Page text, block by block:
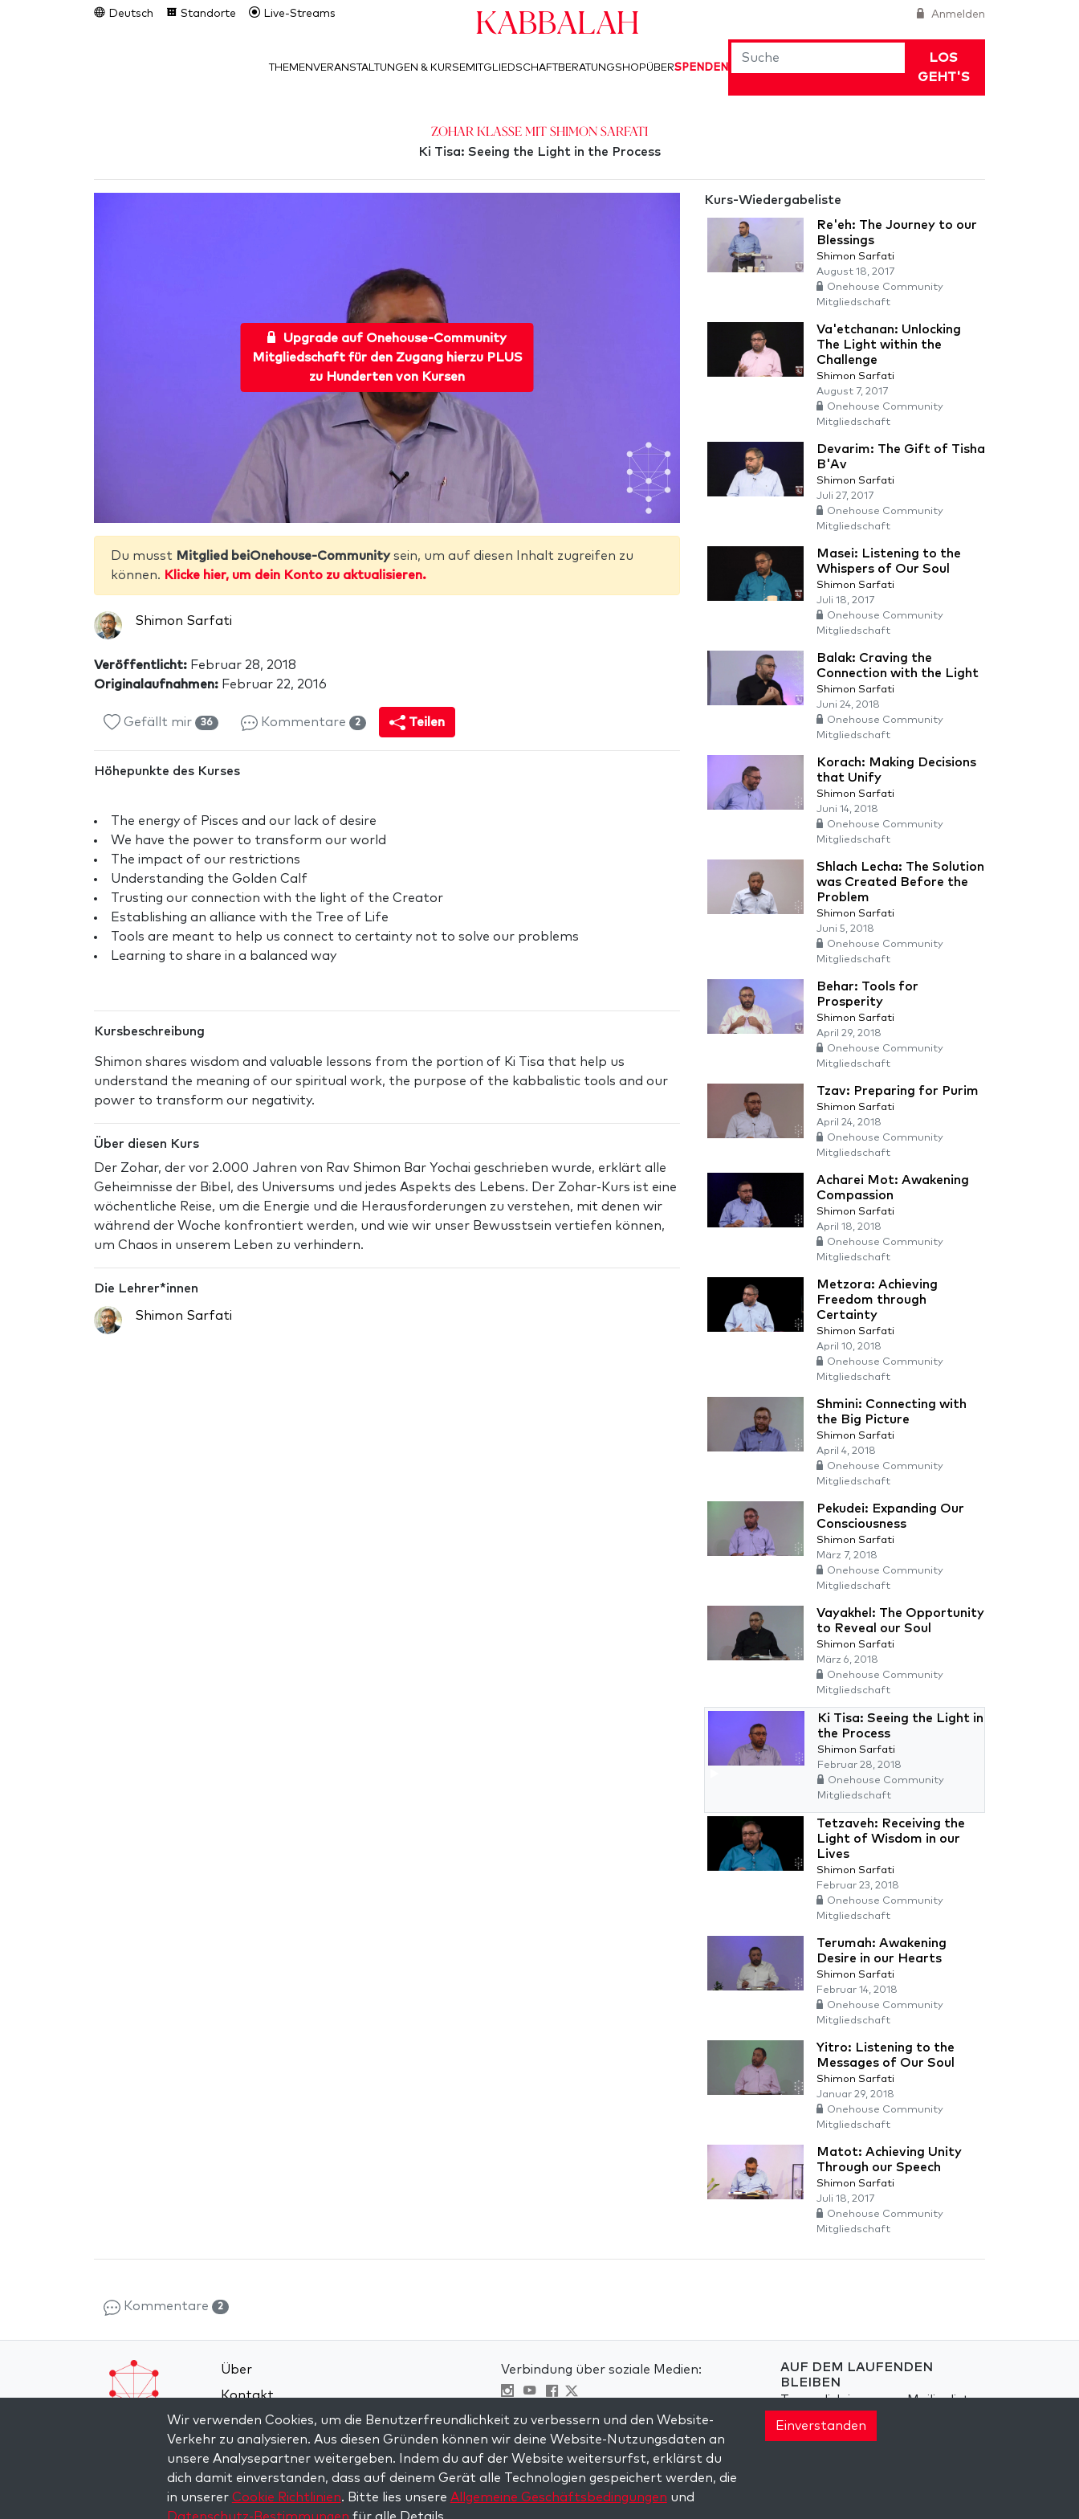
Anmelden
Deutsch Standorte Live-Streams Kabbalah
LOS
GEHT'S
THEMENVERANSTALTUNGEN & KURSEMITGLIEDSCHAFTBERATUNGSHOPÜBERSPENDEN
Zohar Klasse mit Shimon Sarfati
Ki Tisa: Seeing the Light in the Process
Upgrade auf Onehouse-Community
Mitgliedschaft für den Zugang hierzu PLUS
zu Hunderten von Kursen
Du musst Mitglied beiOnehouse-Communitysein, um auf diesen Inhalt zugreifen zu
können. Klicke hier, um dein Konto zu aktualisieren.
Shimon Sarfati
Veröffentlicht: Februar 28, 2018
Originalaufnahmen: Februar 22, 2016
Gefällt mir 36 Kommentare 2 Teilen
Höhepunkte des Kurses
The energy of Pisces and our lack of desire
We have the power to transform our world
The impact of our restrictions
Understanding the Golden Calf
Trusting our connection with the light of the Creator
Establishing an alliance with the Tree of Life
Tools are meant to help us connect to certainty not to solve our problems
Learning to share in a balanced way
Kursbeschreibung
Shimon shares wisdom and valuable lessons from the portion of Ki Tisa that help us
understand the meaning of our spiritual work, the purpose of the kabbalistic tools and our
power to transform our negativity.
Über diesen Kurs
Der Zohar, der vor 2.000 Jahren von Rav Shimon Bar Yochai geschrieben wurde, erklärt alle
Geheimnisse der Bibel, des Universums und jedes Aspekts des Lebens. Der Zohar-Kurs ist eine
wöchentliche Reise, um die Energie und die Herausforderungen zu verstehen, mit denen wir
während der Woche konfrontiert werden, und wie wir unser Bewusstsein vertiefen können,
um Chaos in unserem Leben zu verhindern.
Die Lehrer*innen
Shimon Sarfati
Kurs-Wiedergabeliste
Re'eh: The Journey to our
Blessings
Shimon Sarfati
August 18, 2017
Onehouse Community
Mitgliedschaft
Va'etchanan: Unlocking
The Light within the
Challenge
Shimon Sarfati
August 7, 2017
Onehouse Community
Mitgliedschaft
Devarim: The Gift of Tisha
B'Av
Shimon Sarfati
Juli 27, 2017
Onehouse Community
Mitgliedschaft
Masei: Listening to the
Whispers of Our Soul
Shimon Sarfati
Juli 18, 2017
Onehouse Community
Mitgliedschaft
Balak: Craving the
Connection with the Light
Shimon Sarfati
Juni 24, 2018
Onehouse Community
Mitgliedschaft
Korach: Making Decisions
that Unify
Shimon Sarfati
Juni 14, 2018
Onehouse Community
Mitgliedschaft
Shlach Lecha: The Solution
was Created Before the
Problem
Shimon Sarfati
Juni 5, 2018
Onehouse Community
Mitgliedschaft
Behar: Tools for
Prosperity
Shimon Sarfati
April 29, 2018
Onehouse Community
Mitgliedschaft
Tzav: Preparing for Purim
Shimon Sarfati
April 24, 2018
Onehouse Community
Mitgliedschaft
Acharei Mot: Awakening
Compassion
Shimon Sarfati
April 18, 2018
Onehouse Community
Mitgliedschaft
Metzora: Achieving
Freedom through
Certainty
Shimon Sarfati
April 10, 2018
Onehouse Community
Mitgliedschaft
Shmini: Connecting with
the Big Picture
Shimon Sarfati
April 4, 2018
Onehouse Community
Mitgliedschaft
Pekudei: Expanding Our
Consciousness
Shimon Sarfati
März 7, 2018
Onehouse Community
Mitgliedschaft
Vayakhel: The Opportunity
to Reveal our Soul
Shimon Sarfati
März 6, 2018
Onehouse Community
Mitgliedschaft
Ki Tisa: Seeing the Light in
the Process
Shimon Sarfati
Februar 28, 2018
Onehouse Community
Mitgliedschaft
Tetzaveh: Receiving the
Light of Wisdom in our
Lives
Shimon Sarfati
Februar 23, 2018
Onehouse Community
Mitgliedschaft
Terumah: Awakening
Desire in our Hearts
Shimon Sarfati
Februar 14, 2018
Onehouse Community
Mitgliedschaft
Yitro: Listening to the
Messages of Our Soul
Shimon Sarfati
Januar 29, 2018
Onehouse Community
Mitgliedschaft
Matot: Achieving Unity
Through our Speech
Shimon Sarfati
Juli 18, 2017
Onehouse Community
Mitgliedschaft
Kommentare 2
Über
Kontakt
Allgemeine
Geschäftsbedingungen
Datenschutz-Bestimmungen
Verbindung über soziale Medien:
Visit kabbalah master classes
AUF DEM LAUFENDEN
BLEIBEN
Trage dich in unsere Mailingliste
ein und erhalte wöchentlich
neue Anregungen in deinem
Wir verwenden Cookies, um die Benutzerfreundlichkeit zu verbessern und den Website-
Verkehr zu analysieren. Aus diesen Gründen können wir deine Website-Nutzungsdaten an
unsere Analysepartner weitergeben. Indem du auf der Website weitersurfst, erklärst du
dich damit einverstanden, dass auf deinem Gerät alle Technologien gespeichert werden, die
in unserer Cookie Richtlinien. Bitte lies unsere Allgemeine Geschäftsbedingungen und
Einverstanden